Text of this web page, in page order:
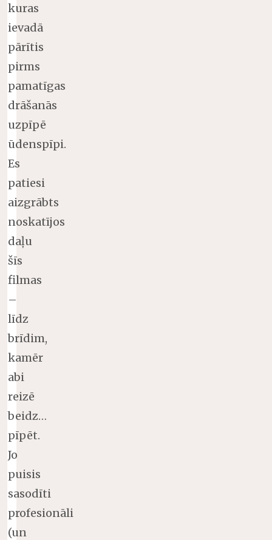
kuras
ievadā
pārītis
pirms
pamatīgas
drāšanās
uzpīpē
ūdenspīpi.
Es
patiesi
aizgrābts
noskatījos
daļu
šīs
filmas
–
līdz
brīdim,
kamēr
abi
reizē
beidz…
pīpēt.
Jo
puisis
sasodīti
profesionāli
(un